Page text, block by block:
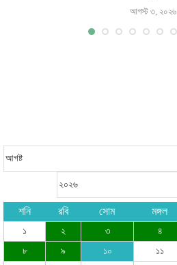
আগস্ট ৩, ২০২৬
শনি রবি সোম মঙ্গল
১ ২ ৩ ৪
৮
৯ ১০ ১১